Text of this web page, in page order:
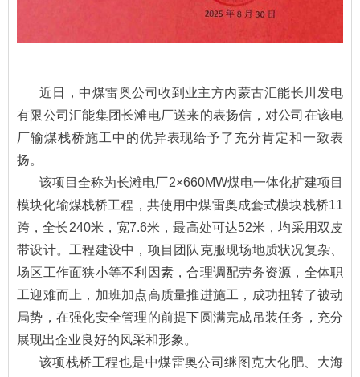
近日，中煤雷奥公司收到业主方内蒙古汇能长川发电
有限公司汇能集团长滩电厂送来的表扬信，对公司在该电
厂输煤栈桥施工中的优异表现给予了充分肯定和一致表
扬。
该项目全称为长滩电厂2×660MW煤电一体化扩建项目
模块化输煤栈桥工程，共使用中煤雷奥成套式模块栈桥11
跨，全长240米，宽7.6米，最高处可达52米，均采用双皮
带设计。工程建设中，项目团队克服现场地质状况复杂、
场区工作面狭小等不利因素，合理调配劳务资源，全体职
工迎难而上，加班加点高质量推进施工，成功扭转了被动
局势，在强化安全管理的前提下圆满完成吊装任务，充分
展现出企业良好的风采和形象。
该项栈桥工程也是中煤雷奥公司继图克大化肥、大海